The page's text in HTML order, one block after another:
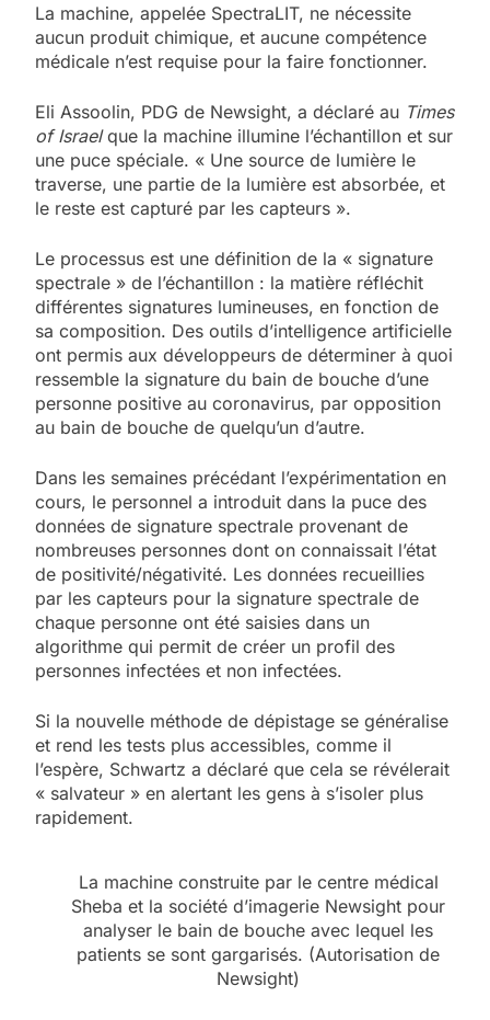
La machine, appelée SpectraLIT, ne nécessite
aucun produit chimique, et aucune compétence
médicale n’est requise pour la faire fonctionner.
Eli Assoolin, PDG de Newsight, a déclaré au Times
of Israelque la machine illumine l’échantillon et sur
une puce spéciale. « Une source de lumière le
traverse, une partie de la lumière est absorbée, et
le reste est capturé par les capteurs ».
Le processus est une définition de la « signature
spectrale » de l’échantillon : la matière réfléchit
différentes signatures lumineuses, en fonction de
sa composition. Des outils d’intelligence artificielle
ont permis aux développeurs de déterminer à quoi
ressemble la signature du bain de bouche d’une
personne positive au coronavirus, par opposition
au bain de bouche de quelqu’un d’autre.
Dans les semaines précédant l’expérimentation en
cours, le personnel a introduit dans la puce des
données de signature spectrale provenant de
nombreuses personnes dont on connaissait l’état
de positivité/négativité. Les données recueillies
par les capteurs pour la signature spectrale de
chaque personne ont été saisies dans un
algorithme qui permit de créer un profil des
personnes infectées et non infectées.
Si la nouvelle méthode de dépistage se généralise
et rend les tests plus accessibles, comme il
l’espère, Schwartz a déclaré que cela se révélerait
« salvateur » en alertant les gens à s’isoler plus
rapidement.
La machine construite par le centre médical
Sheba et la société d’imagerie Newsight pour
analyser le bain de bouche avec lequel les
patients se sont gargarisés. (Autorisation de
Newsight)